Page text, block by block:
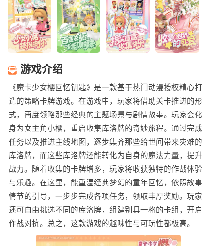
游戏介绍
《魔卡少女樱回忆钥匙》是一款基于热门动漫授权精心打
造的策略卡牌游戏。在游戏中，玩家将借助关卡推进的形
式，再度领略那些经典的主题场景与剧情故事。玩家会化
身为女主角小樱，重启收集库洛牌的奇妙旅程。通过完成
任务以及推进主线地图，逐步集齐那些给世间带来灾难的
库洛牌，而这些库洛牌还能转化为自身的魔法力量，提升
战力。随着收集的卡牌增多，玩家将收获独特的作战体验
与乐趣。在这里，能重温经典梦幻的童年回忆，依照故事
情节的引导，一步步完成各项任务，领取丰厚奖励。玩家
还可自由挑选不同的库洛牌，组建别具一格的卡组，开启
作战对抗。总之，这款游戏的趣味性与可玩性都极高。